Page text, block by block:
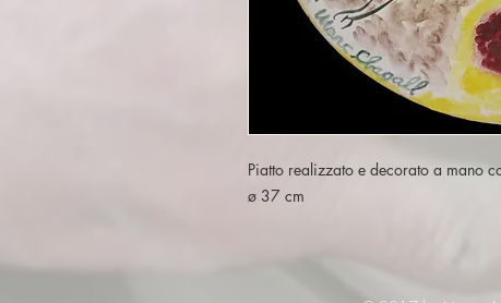
Piatto realizzato e decorato a mano
ø 37 cm